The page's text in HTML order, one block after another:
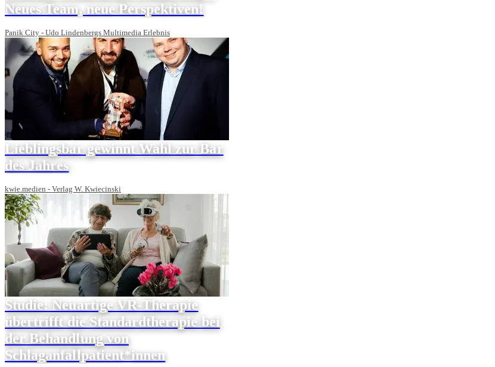
Neues Team, neue Perspektiven!
Panik City - Udo Lindenbergs Multimedia Erlebnis
Lieblingsbar gewinnt Wahl zur Bar
des Jahres
kwie.medien - Verlag W. Kwiecinski
Studie: Neuartige VR-Therapie
übertrifft die Standardtherapie bei
der Behandlung von
Schlaganfallpatient*innen